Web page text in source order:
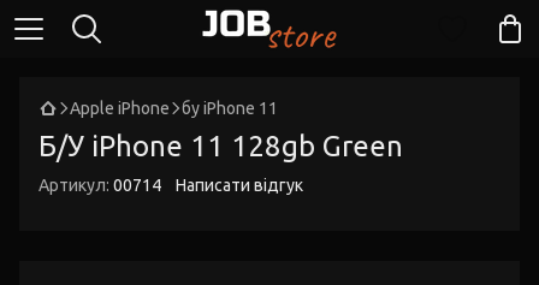
Apple iPhone бу iPhone 11
Б/У iPhone 11 128gb Green
Артикул: 00714 Написати відгук